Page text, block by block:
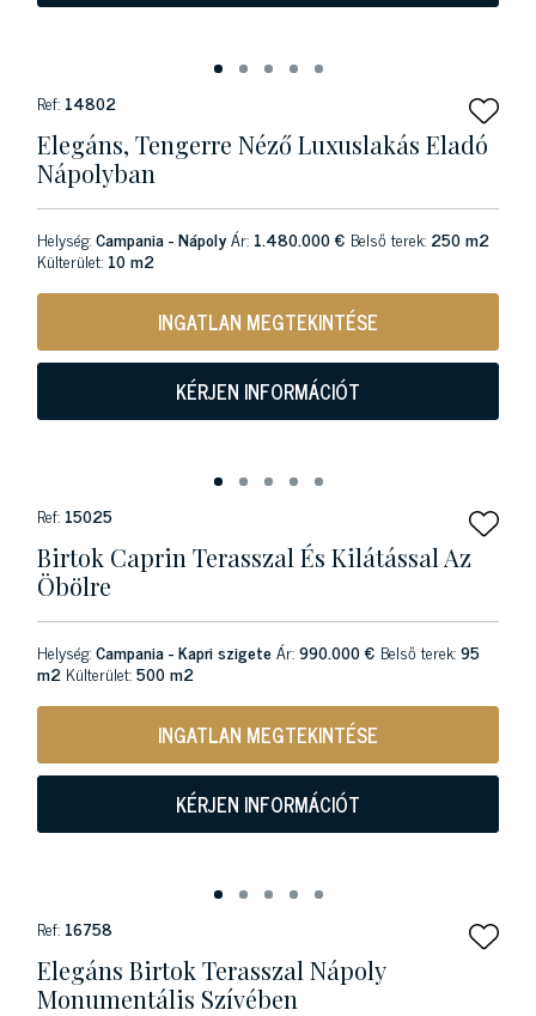
Ref: 14802
Elegáns, Tengerre Néző Luxuslakás Eladó
Nápolyban
Helység:Campania - NápolyÁr: 1.480.000 € Belső terek: 250 m2
Külterület: 10 m2
INGATLAN MEGTEKINTÉSE
KÉRJEN INFORMÁCIÓT
Ref: 15025
Birtok Caprin Terasszal És Kilátással Az
Öbölre
Helység:Campania - Kapri szigeteÁr:990.000 € Belső terek:95
m2 Külterület:500 m2
INGATLAN MEGTEKINTÉSE
KÉRJEN INFORMÁCIÓT
Ref: 16758
Elegáns Birtok Terasszal Nápoly
Monumentális Szívében